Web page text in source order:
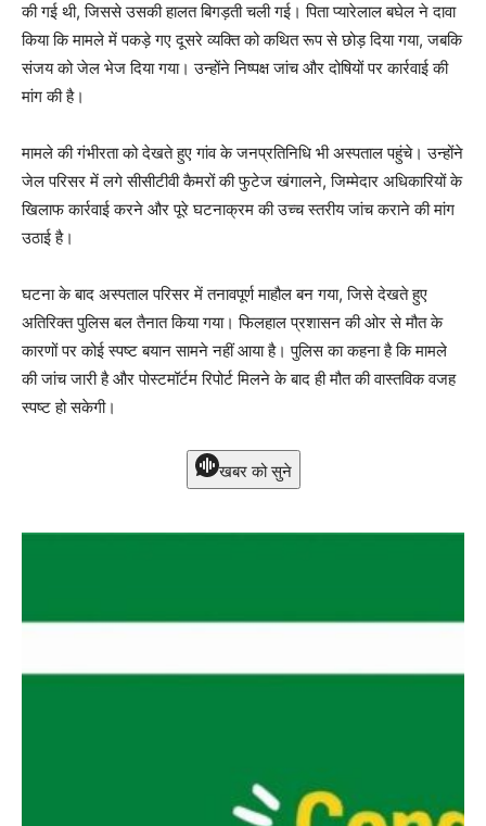
की गई थी, जिससे उसकी हालत बिगड़ती चली गई। पिता प्यारेलाल बघेल ने दावा
किया कि मामले में पकड़े गए दूसरे व्यक्ति को कथित रूप से छोड़ दिया गया, जबकि
संजय को जेल भेज दिया गया। उन्होंने निष्पक्ष जांच और दोषियों पर कार्रवाई की
मांग की है।
मामले की गंभीरता को देखते हुए गांव के जनप्रतिनिधि भी अस्पताल पहुंचे। उन्होंने
जेल परिसर में लगे सीसीटीवी कैमरों की फुटेज खंगालने, जिम्मेदार अधिकारियों के
खिलाफ कार्रवाई करने और पूरे घटनाक्रम की उच्च स्तरीय जांच कराने की मांग
उठाई है।
घटना के बाद अस्पताल परिसर में तनावपूर्ण माहौल बन गया, जिसे देखते हुए
अतिरिक्त पुलिस बल तैनात किया गया। फिलहाल प्रशासन की ओर से मौत के
कारणों पर कोई स्पष्ट बयान सामने नहीं आया है। पुलिस का कहना है कि मामले
की जांच जारी है और पोस्टमॉर्टम रिपोर्ट मिलने के बाद ही मौत की वास्तविक वजह
स्पष्ट हो सकेगी।
खबर को सुने